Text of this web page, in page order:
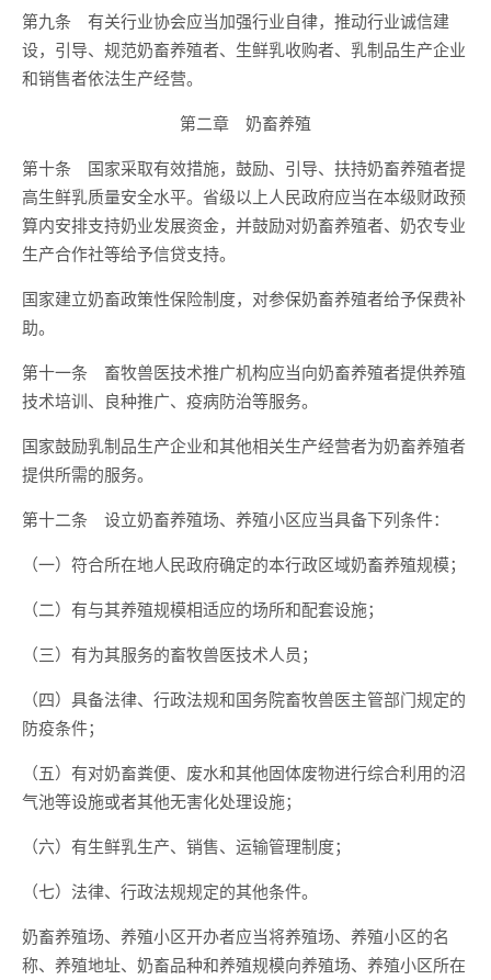
第九条 有关行业协会应当加强行业自律，推动行业诚信建
设，引导、规范奶畜养殖者、生鲜乳收购者、乳制品生产企业
和销售者依法生产经营。
第二章 奶畜养殖
第十条 国家采取有效措施，鼓励、引导、扶持奶畜养殖者提
高生鲜乳质量安全水平。省级以上人民政府应当在本级财政预
算内安排支持奶业发展资金，并鼓励对奶畜养殖者、奶农专业
生产合作社等给予信贷支持。
国家建立奶畜政策性保险制度，对参保奶畜养殖者给予保费补
助。
第十一条 畜牧兽医技术推广机构应当向奶畜养殖者提供养殖
技术培训、良种推广、疫病防治等服务。
国家鼓励乳制品生产企业和其他相关生产经营者为奶畜养殖者
提供所需的服务。
第十二条 设立奶畜养殖场、养殖小区应当具备下列条件：
（一）符合所在地人民政府确定的本行政区域奶畜养殖规模；
（二）有与其养殖规模相适应的场所和配套设施；
（三）有为其服务的畜牧兽医技术人员；
（四）具备法律、行政法规和国务院畜牧兽医主管部门规定的
防疫条件；
（五）有对奶畜粪便、废水和其他固体废物进行综合利用的沼
气池等设施或者其他无害化处理设施；
（六）有生鲜乳生产、销售、运输管理制度；
（七）法律、行政法规规定的其他条件。
奶畜养殖场、养殖小区开办者应当将养殖场、养殖小区的名
称、养殖地址、奶畜品种和养殖规模向养殖场、养殖小区所在